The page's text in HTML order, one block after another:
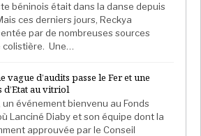
béninois était dans la danse depuis
ces derniers jours, Reckya
par de nombreuses sources
colistière. Une…
vague d’audits passe le Fer et une
d’Etat au vitriol
événement bienvenu au Fonds
Lanciné Diaby et son équipe dont la
approuvée par le Conseil